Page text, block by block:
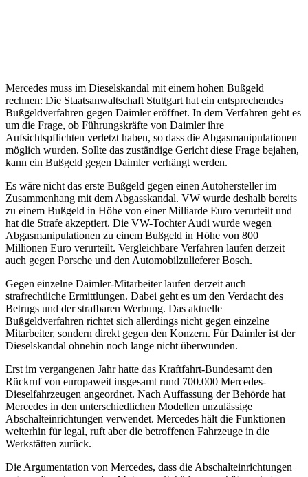
Mercedes muss im Dieselskandal mit einem hohen Bußgeld
rechnen: Die Staatsanwaltschaft Stuttgart hat ein entsprechendes
Bußgeldverfahren gegen Daimler eröffnet. In dem Verfahren geht es
um die Frage, ob Führungskräfte von Daimler ihre
Aufsichtspflichten verletzt haben, so dass die Abgasmanipulationen
möglich wurden. Sollte das zuständige Gericht diese Frage bejahen,
kann ein Bußgeld gegen Daimler verhängt werden.
Es wäre nicht das erste Bußgeld gegen einen Autohersteller im
Zusammenhang mit dem Abgasskandal. VW wurde deshalb bereits
zu einem Bußgeld in Höhe von einer Milliarde Euro verurteilt und
hat die Strafe akzeptiert. Die VW-Tochter Audi wurde wegen
Abgasmanipulationen zu einem Bußgeld in Höhe von 800
Millionen Euro verurteilt. Vergleichbare Verfahren laufen derzeit
auch gegen Porsche und den Automobilzulieferer Bosch.
Gegen einzelne Daimler-Mitarbeiter laufen derzeit auch
strafrechtliche Ermittlungen. Dabei geht es um den Verdacht des
Betrugs und der strafbaren Werbung. Das aktuelle
Bußgeldverfahren richtet sich allerdings nicht gegen einzelne
Mitarbeiter, sondern direkt gegen den Konzern. Für Daimler ist der
Dieselskandal ohnehin noch lange nicht überwunden.
Erst im vergangenen Jahr hatte das Kraftfahrt-Bundesamt den
Rückruf von europaweit insgesamt rund 700.000 Mercedes-
Dieselfahrzeugen angeordnet. Nach Auffassung der Behörde hat
Mercedes in den unterschiedlichen Modellen unzulässige
Abschalteinrichtungen verwendet. Mercedes hält die Funktionen
weiterhin für legal, ruft aber die betroffenen Fahrzeuge in die
Werkstätten zurück.
Die Argumentation von Mercedes, dass die Abschalteinrichtungen